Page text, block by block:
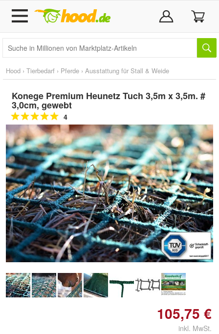
Hood › Tierbedarf › Pferde › Ausstattung für Stall & Weide
Konege Premium Heunetz Tuch 3,5m x 3,5m. #
3,0cm, gewebt
4
Doppelt antippen zum
vergrößern
105,75 €
inkl. MwSt.